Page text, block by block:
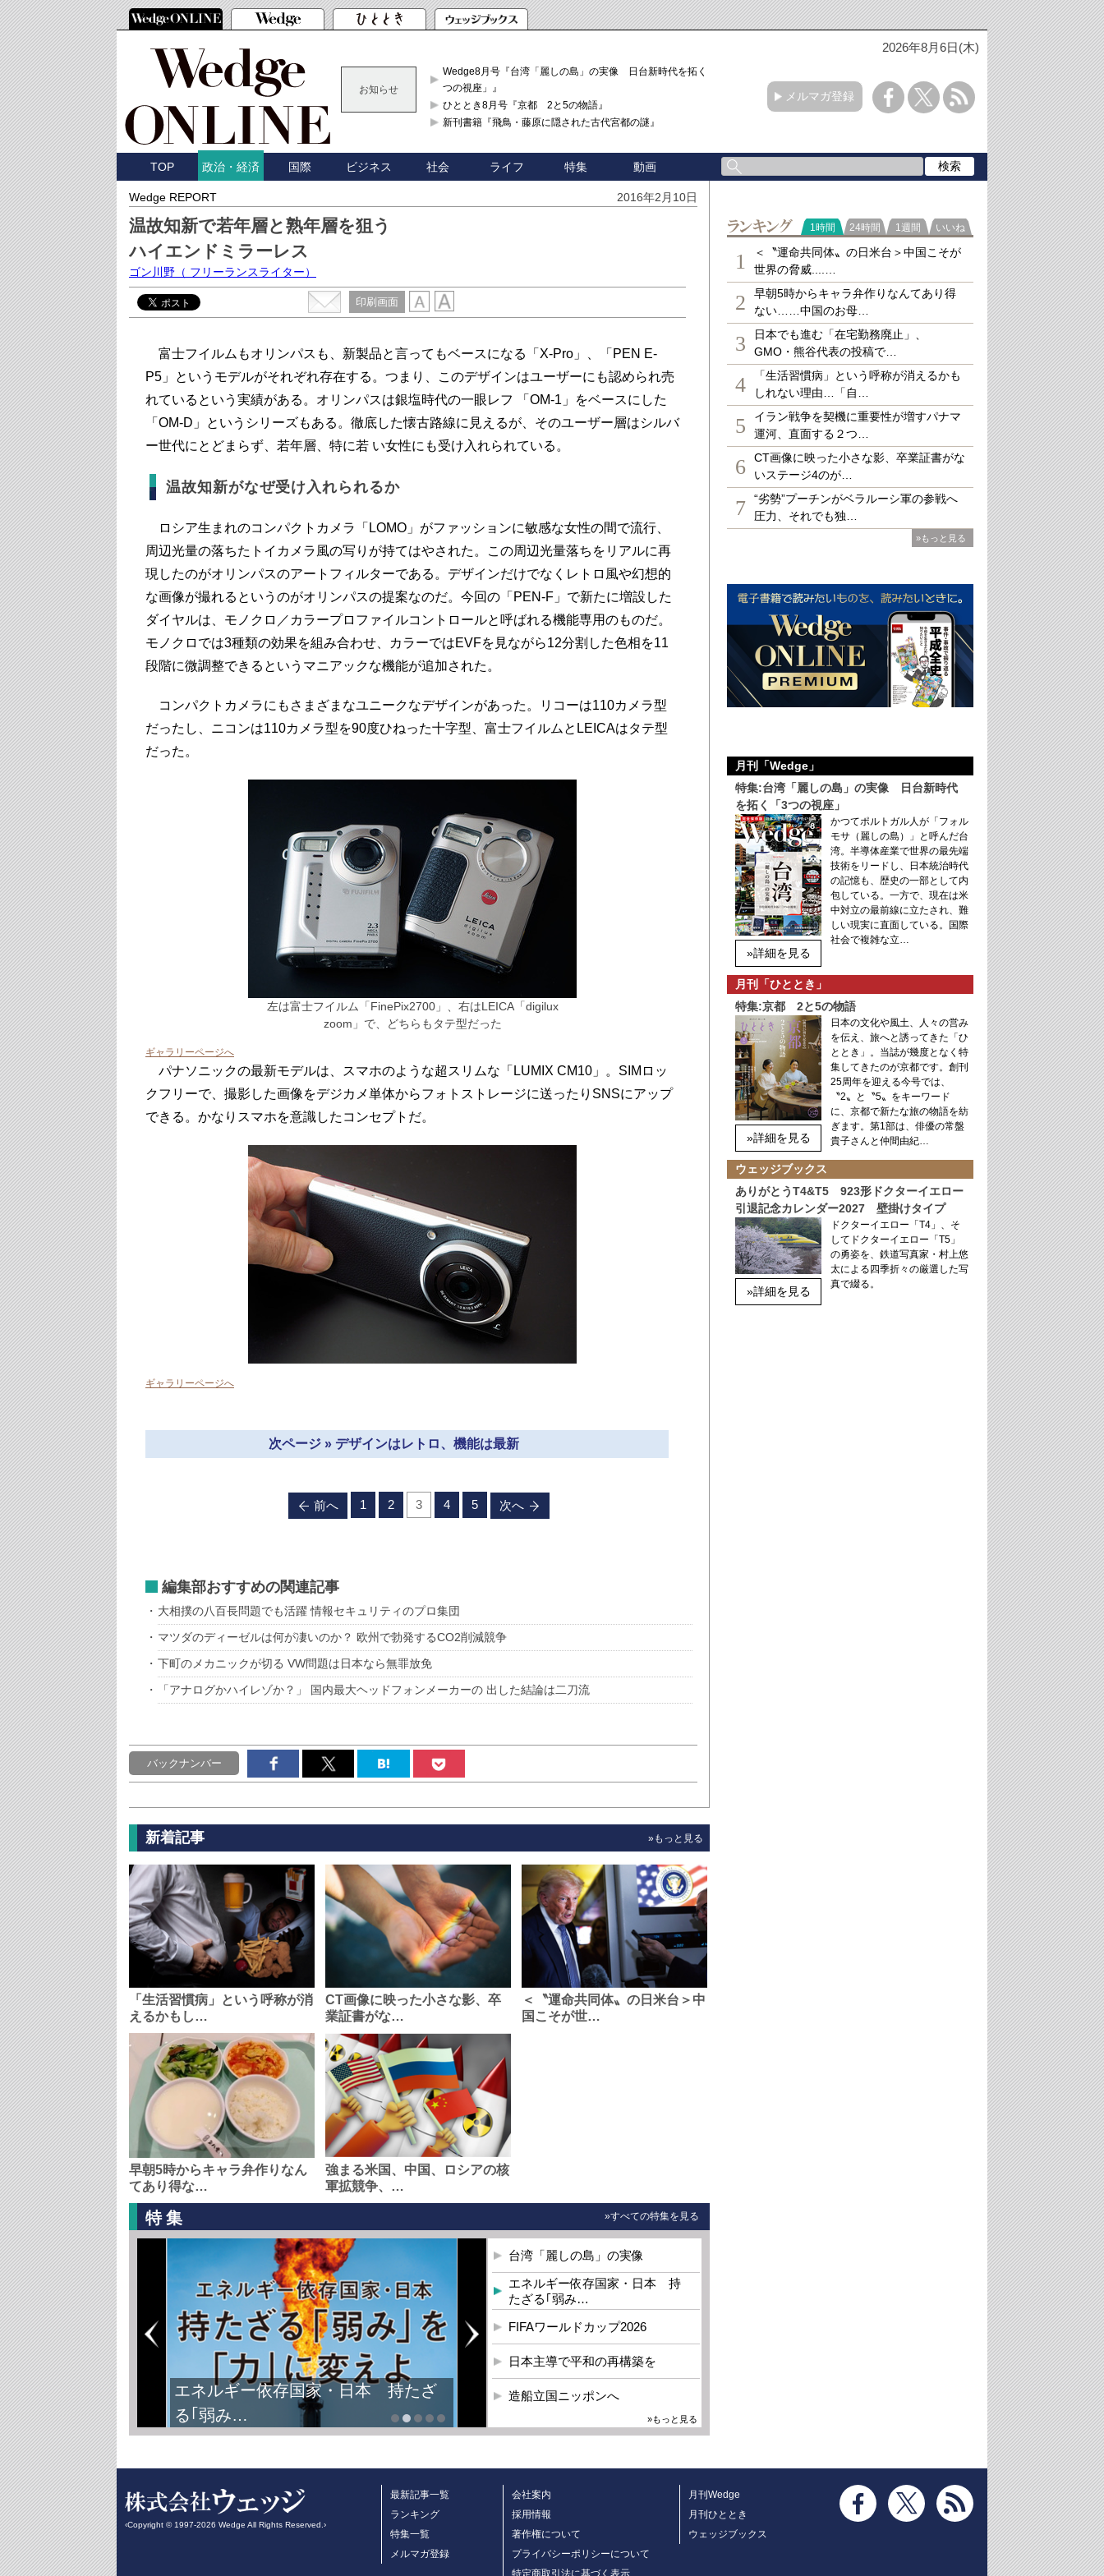
2026年8月6日(木)
お知らせ
Wedge8月号『台湾「麗しの島」の実像 日台新時代を拓く「3
つの視座」』
ひととき8月号『京都 2と5の物語』
新刊書籍『飛鳥・藤原に隠された古代宮都の謎』
メルマガ登録
TOP 政治・経済 国際 ビジネス 社会 ライフ 特集 動画
Wedge REPORT 2016年2月10日
温故知新で若年層と熟年層を狙う
ハイエンドミラーレス
ゴン川野 （ フリーランスライター）
印刷画面
富士フイルムもオリンパスも、新製品と言ってもベースになる「X-Pro」、「PEN E-
P5」というモデルがそれぞれ存在する。つまり、このデザインはユーザーにも認められ売
れているという実績がある。オリンパスは銀塩時代の一眼レフ 「OM-1」をベースにした
「OM-D」というシリーズもある。徹底した懐古路線に見えるが、そのユーザー層はシルバ
ー世代にとどまらず、若年層、特に若 い女性にも受け入れられている。
温故知新がなぜ受け入れられるか
ロシア生まれのコンパクトカメラ「LOMO」がファッションに敏感な女性の間で流行、
周辺光量の落ちたトイカメラ風の写りが持てはやされた。この周辺光量落ちをリアルに再
現したのがオリンパスのアートフィルターである。デザインだけでなくレトロ風や幻想的
な画像が撮れるというのがオリンパスの提案なのだ。今回の「PEN-F」で新たに増設した
ダイヤルは、モノクロ／カラープロファイルコントロールと呼ばれる機能専用のものだ。
モノクロでは3種類の効果を組み合わせ、カラーではEVFを見ながら12分割した色相を11
段階に微調整できるというマニアックな機能が追加された。
コンパクトカメラにもさまざまなユニークなデザインがあった。リコーは110カメラ型
だったし、ニコンは110カメラ型を90度ひねった十字型、富士フイルムとLEICAはタテ型
だった。
左は富士フイルム「FinePix2700」、右はLEICA「digilux
zoom」で、どちらもタテ型だった
ギャラリーページへ
パナソニックの最新モデルは、スマホのような超スリムな「LUMIX CM10」。SIMロッ
クフリーで、撮影した画像をデジカメ単体からフォトストレージに送ったりSNSにアップ
できる。かなりスマホを意識したコンセプトだ。
ギャラリーページへ
次ページ » デザインはレトロ、機能は最新
前へ 1 2 3 4 5 次へ
編集部おすすめの関連記事
大相撲の八百長問題でも活躍 情報セキュリティのプロ集団
マツダのディーゼルは何が凄いのか？ 欧州で勃発するCO2削減競争
下町のメカニックが切る VW問題は日本なら無罪放免
「アナログかハイレゾか？」 国内最大ヘッドフォンメーカーの 出した結論は二刀流
バックナンバー
新着記事 »もっと見る
「生活習慣病」という呼称が消
えるかもし…
CT画像に映った小さな影、卒
業証書がな…
＜〝運命共同体〟の日米台＞中
国こそが世…
早朝5時からキャラ弁作りなん
てあり得な…
強まる米国、中国、ロシアの核
軍拡競争、…
特集 »すべての特集を見る
エネルギー依存国家・日本 持たざ
る｢弱み…
台湾「麗しの島」の実像
エネルギー依存国家・日本 持
たざる｢弱み…
FIFAワールドカップ2026
日本主導で平和の再構築を
造船立国ニッポンへ
»もっと見る
ランキング
1時間 24時間 1週間 いいね
1
＜〝運命共同体〟の日米台＞中国こそが
世界の脅威....…
2
早朝5時からキャラ弁作りなんてあり得
ない……中国のお母…
3
日本でも進む「在宅勤務廃止」、
GMO・熊谷代表の投稿で…
4
「生活習慣病」という呼称が消えるかも
しれない理由…「自…
5
イラン戦争を契機に重要性が増すパナマ
運河、直面する２つ…
6
CT画像に映った小さな影、卒業証書がな
いステージ4のが…
7
“劣勢”プーチンがベラルーシ軍の参戦へ
圧力、それでも独…
»もっと見る
月刊「Wedge」
特集:台湾「麗しの島」の実像 日台新時代
を拓く「3つの視座」
»詳細を見る
かつてポルトガル人が「フォル
モサ（麗しの島）」と呼んだ台
湾。半導体産業で世界の最先端
技術をリードし、日本統治時代
の記憶も、歴史の一部として内
包している。一方で、現在は米
中対立の最前線に立たされ、難
しい現実に直面している。国際
社会で複雑な立…
月刊「ひととき」
特集:京都 2と5の物語
»詳細を見る
日本の文化や風土、人々の営み
を伝え、旅へと誘ってきた「ひ
ととき」。当誌が幾度となく特
集してきたのが京都です。創刊
25周年を迎える今号では、
〝2〟と〝5〟をキーワード
に、京都で新たな旅の物語を紡
ぎます。第1部は、俳優の常盤
貴子さんと仲間由紀…
ウェッジブックス
ありがとうT4&T5 923形ドクターイエロー
引退記念カレンダー2027 壁掛けタイプ
»詳細を見る
ドクターイエロー「T4」、そ
してドクターイエロー「T5」
の勇姿を、鉄道写真家・村上悠
太による四季折々の厳選した写
真で綴る。
‹Copyright © 1997-2026 Wedge All Rights Reserved.›
最新記事一覧
ランキング
特集一覧
メルマガ登録
会社案内
採用情報
著作権について
プライバシーポリシーについて
特定商取引法に基づく表示
月刊Wedge
月刊ひととき
ウェッジブックス